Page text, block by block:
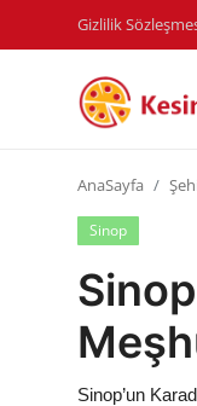
Gizlilik
Diyet & Sağlıklı
AnaSayfa
Sinop
Sinop’un